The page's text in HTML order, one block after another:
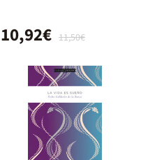
11,50€
10,92€